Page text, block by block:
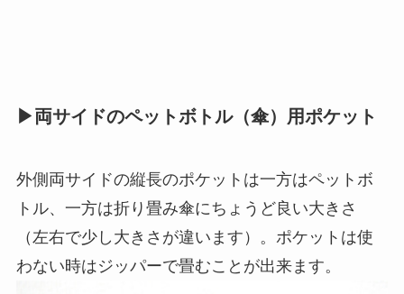
▶︎両サイドのペットボトル（傘）用ポケット
外側両サイドの縦長のポケットは一方はペットボ
トル、一方は折り畳み傘にちょうど良い大きさ
（左右で少し大きさが違います）。ポケットは使
わない時はジッパーで畳むことが出来ます。